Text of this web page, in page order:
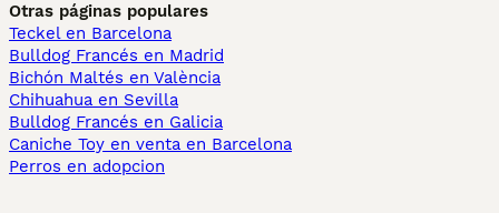
Otras páginas populares
Teckel en Barcelona
Bulldog Francés en Madrid
Bichón Maltés en València
Chihuahua en Sevilla
Bulldog Francés en Galicia
Caniche Toy en venta en Barcelona
Perros en adopcion